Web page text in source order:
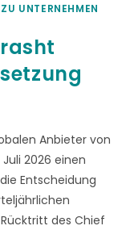
UNTERNEHMEN
Anbieter von
2026 einen
Entscheidung
des Chief